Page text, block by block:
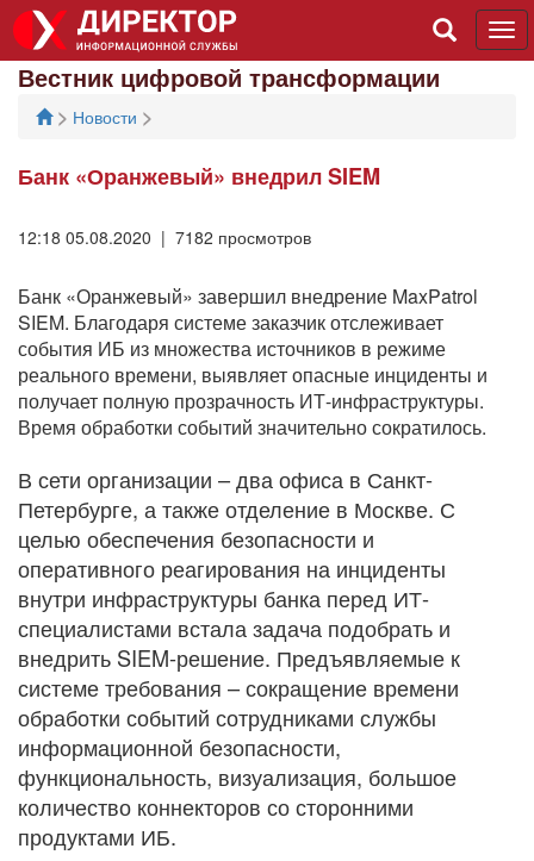
Вестник цифровой трансформации
> Новости >
Банк «Оранжевый» внедрил SIEM
12:18 05.08.2020 | 7182 просмотров
Банк «Оранжевый» завершил внедрение MaxPatrol
SIEM. Благодаря системе заказчик отслеживает
события ИБ из множества источников в режиме
реального времени, выявляет опасные инциденты и
получает полную прозрачность ИТ-инфраструктуры.
Время обработки событий значительно сократилось.
В сети организации – два офиса в Санкт-
Петербурге, а также отделение в Москве. С
целью обеспечения безопасности и
оперативного реагирования на инциденты
внутри инфраструктуры банка перед ИТ-
специалистами встала задача подобрать и
внедрить SIEM-решение. Предъявляемые к
системе требования – сокращение времени
обработки событий сотрудниками службы
информационной безопасности,
функциональность, визуализация, большое
количество коннекторов со сторонними
продуктами ИБ.